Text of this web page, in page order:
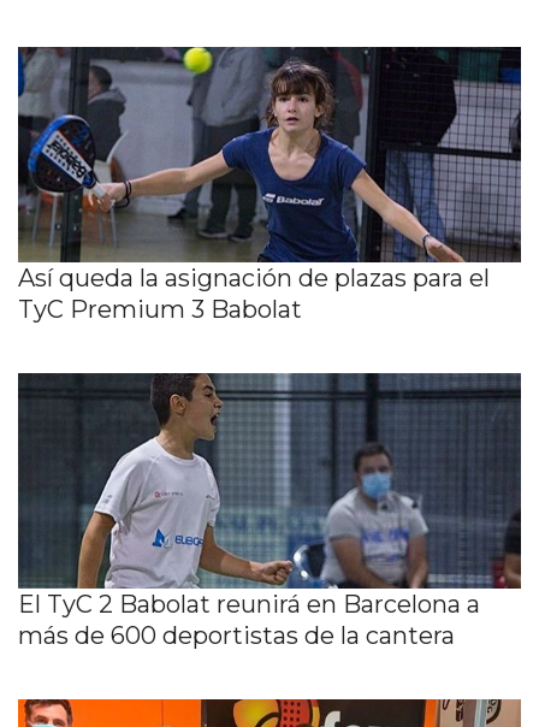
Así queda la asignación de plazas para el
TyC Premium 3 Babolat
El TyC 2 Babolat reunirá en Barcelona a
más de 600 deportistas de la cantera